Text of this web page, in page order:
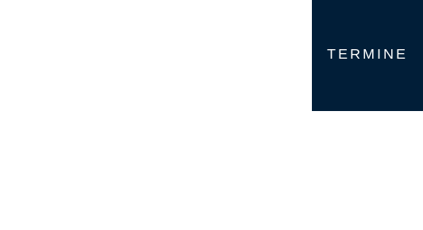
TERMINE